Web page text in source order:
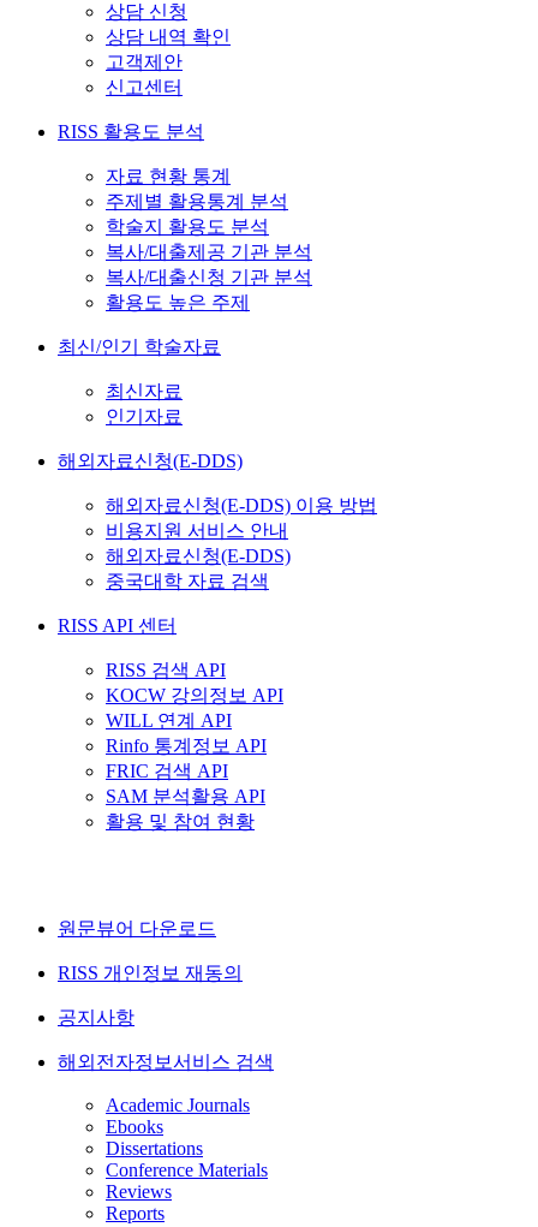
상담 신청
상담 내역 확인
고객제안
신고센터
RISS 활용도 분석
자료 현황 통계
주제별 활용통계 분석
학술지 활용도 분석
복사/대출제공 기관 분석
복사/대출신청 기관 분석
활용도 높은 주제
최신/인기 학술자료
최신자료
인기자료
해외자료신청(E-DDS)
해외자료신청(E-DDS) 이용 방법
비용지원 서비스 안내
해외자료신청(E-DDS)
중국대학 자료 검색
RISS API 센터
RISS 검색 API
KOCW 강의정보 API
WILL 연계 API
Rinfo 통계정보 API
FRIC 검색 API
SAM 분석활용 API
활용 및 참여 현황
원문뷰어 다운로드
RISS 개인정보 재동의
공지사항
해외전자정보서비스 검색
Academic Journals
Ebooks
Dissertations
Conference Materials
Reviews
Reports